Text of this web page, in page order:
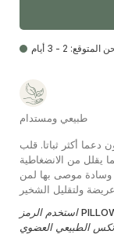
2 - 3 أيام
طبيعي ومستدام
أكثر ثباتا. قلب
يقلل من الانضغاطية
وسادة موصى بها لمن
استخدم الرمز
الطبيعي العضوي